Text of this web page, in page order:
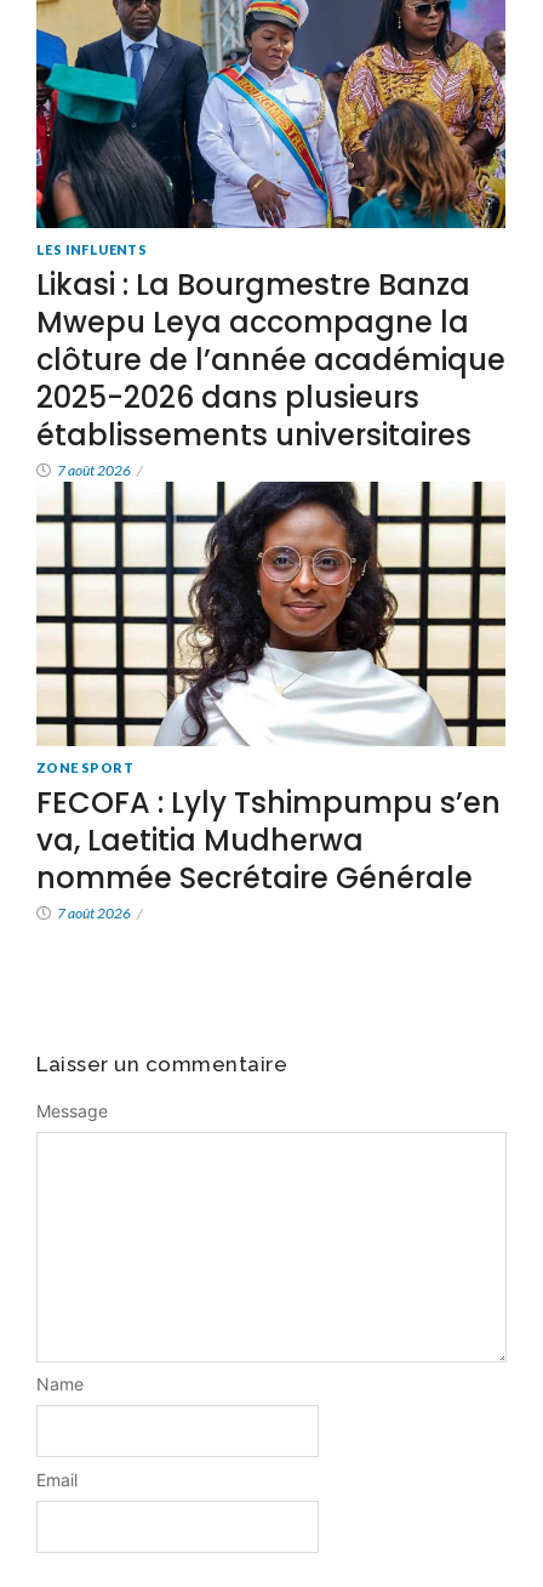
LES INFLUENTS
Likasi : La Bourgmestre Banza
Mwepu Leya accompagne la
clôture de l’année académique
2025-2026 dans plusieurs
établissements universitaires
7 août 2026 /
ZONE SPORT
FECOFA : Lyly Tshimpumpu s’en
va, Laetitia Mudherwa
nommée Secrétaire Générale
7 août 2026 /
Laisser un commentaire
Message
Name
Email